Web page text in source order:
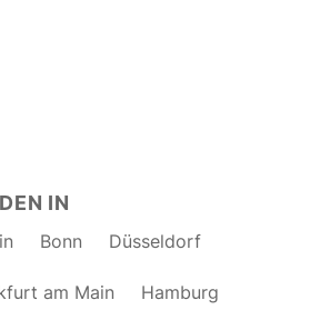
IN
Bonn Düsseldorf
am Main Hamburg